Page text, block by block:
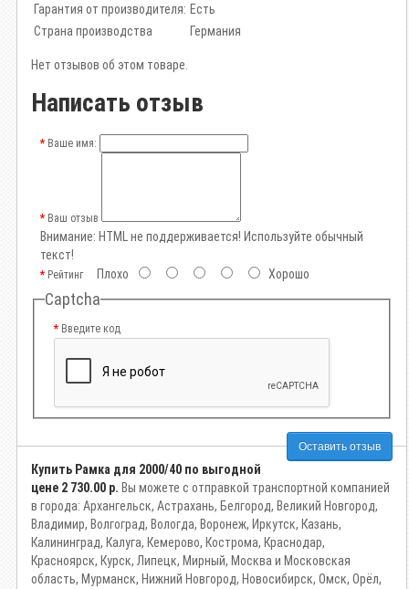
Гарантия от производителя: Есть
Страна производства
Германия
Нет отзывов об этом товаре.
Написать отзыв
Ваше имя:
Ваш отзыв
Внимание: HTML не поддерживается! Используйте обычный
текст!
РейтингПлохо Хорошо
Captcha
Введите код
Оставить отзыв
Купить Рамка для 2000/40 по выгодной
цене 2 730.00 р. Вы можете с отправкой транспортной компанией
в города: Архангельск, Астрахань, Белгород, Великий Новгород,
Владимир, Волгоград, Вологда, Воронеж, Иркутск, Казань,
Калининград, Калуга, Кемерово, Кострома, Краснодар,
Красноярск, Курск, Липецк, Мирный, Москва и Московская
область, Мурманск, Нижний Новгород, Новосибирск, Омск, Орёл,